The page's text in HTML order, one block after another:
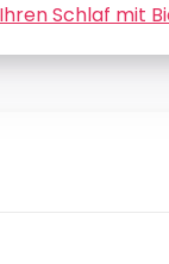
Schlaf mit